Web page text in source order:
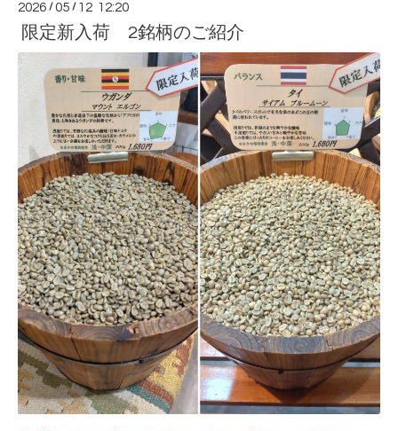
2026 /05 / 12 12:20
限定新入荷 2銘柄のご紹介